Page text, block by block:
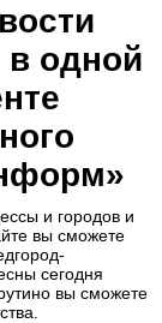
в одной
и городов и
вы сможете
сегодня
вы сможете